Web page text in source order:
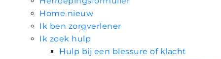
Home nieuw
Ik ben zorgverlener
Ik zoek hulp
Hulp bij een blessure of klacht